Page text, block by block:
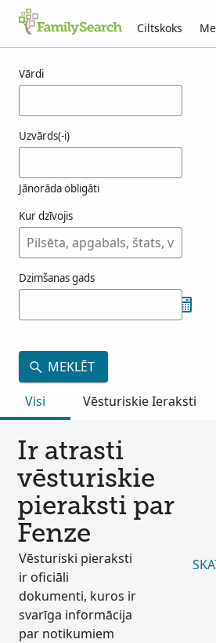
Ciltskoks
Vārdi
Uzvārds(-i)
Jānorāda obligāti
Kur dzīvojis
Dzimšanas gads
MEKLĒT
Visi
Vēsturiskie Ieraksti
Ir atrasti
vēsturiskie
pieraksti par
Fenze
Vēsturiski pieraksti
ir oficiāli
dokumenti, kuros ir
svarīga informācija
par notikumiem